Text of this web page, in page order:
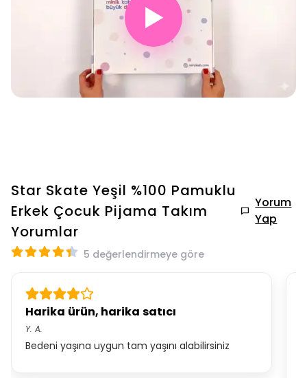
▶
Star Skate Yeşil %100 Pamuklu
Erkek Çocuk Pijama Takım
Yorumlar
Yorum
Yap
5 değerlendirmeye göre
Harika ürün, harika satıcı
Y. A.
Bedeni yaşına uygun tam yaşını alabilirsiniz